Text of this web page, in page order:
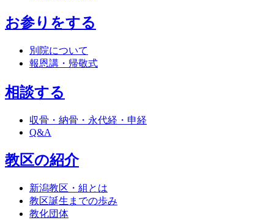
お参りをする
別院について
報恩講・帰敬式
相談する
収骨・納骨・永代経・申経
Q&A
教区の紹介
新潟教区・組とは
教区誕生までの歩み
教化団体